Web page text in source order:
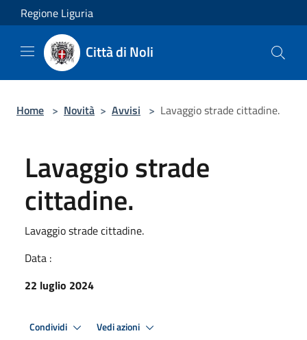
Salta al contenuto principale
Regione Liguria
Città di Noli
Home > Novità > Avvisi > Lavaggio strade cittadine.
Lavaggio strade
cittadine.
Lavaggio strade cittadine.
Data :
22 luglio 2024
Condividi Vedi azioni